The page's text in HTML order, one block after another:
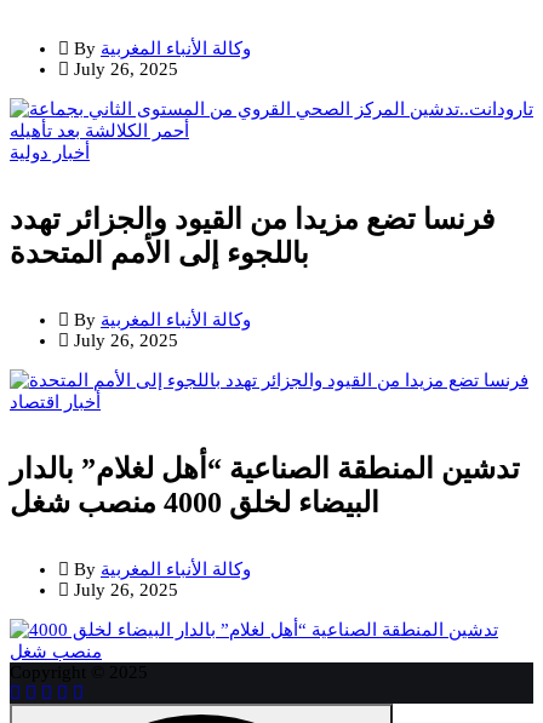
By وكالة الأنباء المغربية
July 26, 2025
أخبار دولية
فرنسا تضع مزيدا من القيود والجزائر تهدد
باللجوء إلى الأمم المتحدة
By وكالة الأنباء المغربية
July 26, 2025
أخبار اقتصاد
تدشين المنطقة الصناعية “أهل لغلام” بالدار
البيضاء لخلق 4000 منصب شغل
By وكالة الأنباء المغربية
July 26, 2025
Copyright © 2025